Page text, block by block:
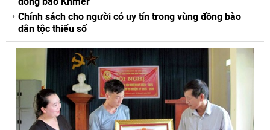
Chính sách cho người có uy tín trong vùng đồng bào
dân tộc thiểu số